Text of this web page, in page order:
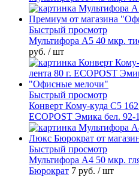
Быстрый просмотр
Мультифора А5 40 мкр.
руб. / шт
Быстрый просмотр
Конверт Кому-куда С5
ECOPOST Эмика бел. 92-
Быстрый просмотр
Мультифора А4 50 мкр.
Бюрократ 7 руб. / шт